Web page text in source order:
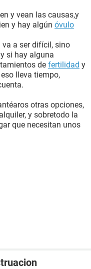
y vean las causas,y
y hay algún óvulo
va a ser difícil, sino
si hay alguna
de fertilidad y
lleva tiempo,
otras opciones,
y sobretodo la
que necesitan unos